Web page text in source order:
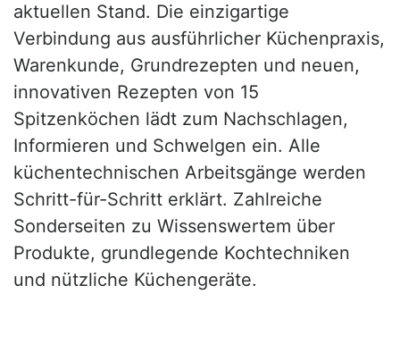
aktuellen Stand. Die einzigartige
Verbindung aus ausführlicher Küchenpraxis,
Warenkunde, Grundrezepten und neuen,
innovativen Rezepten von 15
Spitzenköchen lädt zum Nachschlagen,
Informieren und Schwelgen ein. Alle
küchentechnischen Arbeitsgänge werden
Schritt-für-Schritt erklärt. Zahlreiche
Sonderseiten zu Wissenswertem über
Produkte, grundlegende Kochtechniken
und nützliche Küchengeräte.